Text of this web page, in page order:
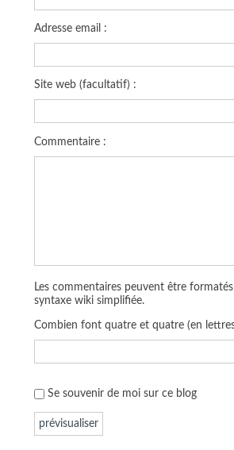
Adresse email :
Site web (facultatif) :
Commentaire :
Les commentaires peuvent être
syntaxe wiki simplifiée.
Combien font quatre et quatre (en
Se souvenir de moi sur ce blog